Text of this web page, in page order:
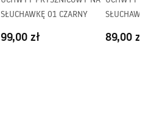
Electroplating
24 miesiące
SŁUCHAWKĘ 01 CZARNY
99,00 zł
SŁUCHAWKĘ
89,00 zł